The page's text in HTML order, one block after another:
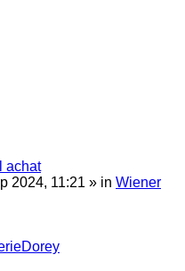
achat
2024, 11:21 » in Wiener